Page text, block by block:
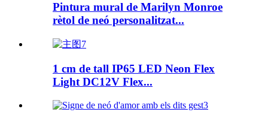
Pintura mural de Marilyn Monroe
rètol de neó personalitzat...
1 cm de tall IP65 LED Neon Flex
Light DC12V Flex...